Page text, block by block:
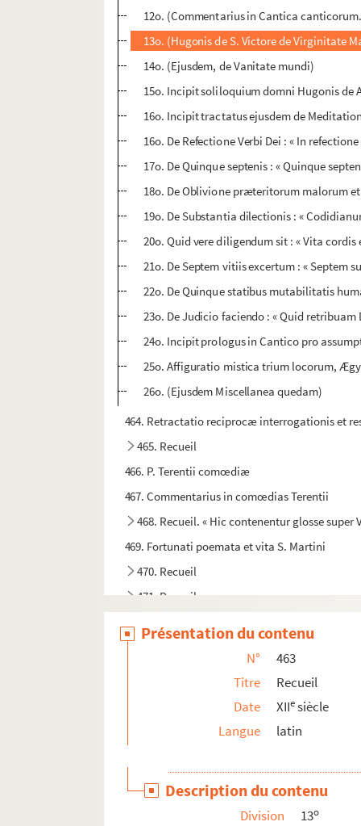
12o. (Commentarius in Cantica
13o. (Hugonis de S. Victore de Virginitate
14o. (Ejusdem, de Vanitate mundi)
15o. Incipit soliloquium domni Hugonis de
16o. Incipit tractatus ejusdem de
16o. De Refectione Verbi Dei : « In
17o. De Quinque septenis : « Quinque
18o. De Oblivione præteritorum malorum
19o. De Substantia dilectionis : «
20o. Quid vere diligendum sit : « Vita cordis
21o. De Septem vitiis excertum : « Septem
22o. De Quinque statibus mutabilitatis
23o. De Judicio faciendo : « Quid retribuam
24o. Incipit prologus in Cantico pro
25o. Affiguratio mistica trium locorum,
26o. (Ejusdem Miscellanea quedam)
464. Retractatio reciprocæ interrogationis et
465. Recueil
466. P. Terentii comœdiæ
467. Commentarius in comœdias Terentii
468. Recueil. « Hic contenentur glosse
469. Fortunati poemata et vita S. Martini
470. Recueil
471. Recueil
473. Evangelium secundum Johannem, cum
477. Recueil
477bis. Froissart, Chronique d'Angleterre
Présentation du contenu
N°
463
Titre
Recueil
Date
XIIesiècle
Langue
latin
Description du contenu
Division 13o